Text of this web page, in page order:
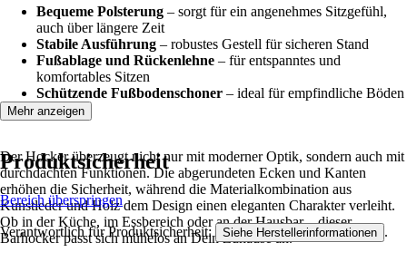
Bequeme Polsterung – sorgt für ein angenehmes Sitzgefühl,
auch über längere Zeit
Stabile Ausführung – robustes Gestell für sicheren Stand
Fußablage und Rückenlehne – für entspanntes und
komfortables Sitzen
Schützende Fußbodenschoner – ideal für empfindliche Böden
Der Hocker überzeugt nicht nur mit moderner Optik, sondern auch mit
durchdachten Funktionen. Die abgerundeten Ecken und Kanten
erhöhen die Sicherheit, während die Materialkombination aus
Kunstleder und Holz dem Design einen eleganten Charakter verleiht.
Ob in der Küche, im Essbereich oder an der Hausbar – dieser
Barhocker passt sich mühelos an Dein Zuhause an.
Mehr anzeigen
Produktsicherheit
Bereich überspringen
Verantwortlich für Produktsicherheit: Siehe Herstellerinformationen .